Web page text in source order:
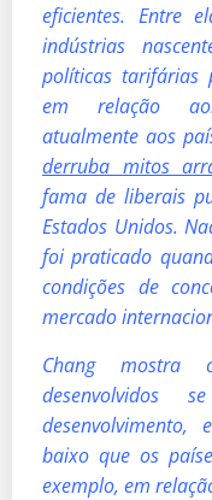
eficientes. Entre
indústrias
políticas tarifárias
em relação
atualmente aos
derruba mitos
fama de liberais
Estados Unidos.
foi praticado
condições de
mercado
Chang mostra
desenvolvidos
baixo que os
exemplo, em